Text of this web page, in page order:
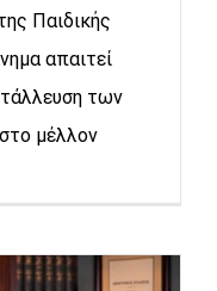
Παιδικής
απαιτεί
των
μέλλον